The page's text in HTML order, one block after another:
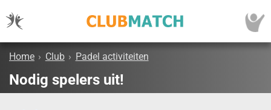
Home › Club › Padel activiteiten
Nodig spelers uit!